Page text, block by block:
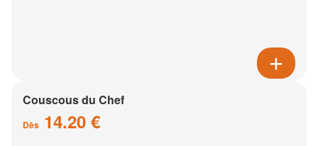
Couscous du Chef
Dès 14.20 €